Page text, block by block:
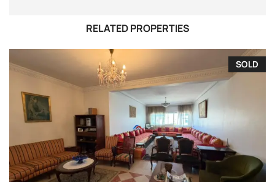
RELATED PROPERTIES
SOLD